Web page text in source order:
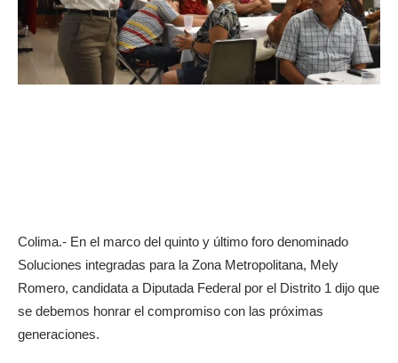
Colima.- En el marco del quinto y último foro denominado
Soluciones integradas para la Zona Metropolitana, Mely
Romero, candidata a Diputada Federal por el Distrito 1 dijo que
se debemos honrar el compromiso con las próximas
generaciones.